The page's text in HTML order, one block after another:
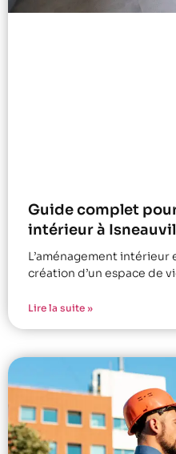
Guide complet
intérieur à
L’aménagement intérieur
création d’un espace de
Lire la suite »